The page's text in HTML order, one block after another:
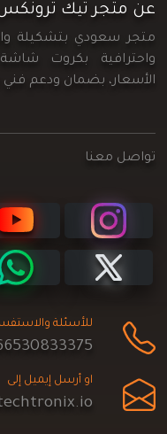
عن متجر تيك
متجر سعودي بتشكيلة
واحترافية بكروت
الأسعار، بضمان ودعم فني
تواصل معنا
للأسئلة
او أرسل إيميل إلى